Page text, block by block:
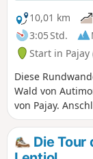
10,01 km
3:05 Std.
Start in Pajay
Diese
Wald von
von Pajay.
von Les
Besonderheit
ein Kreuz aus
Die Tour